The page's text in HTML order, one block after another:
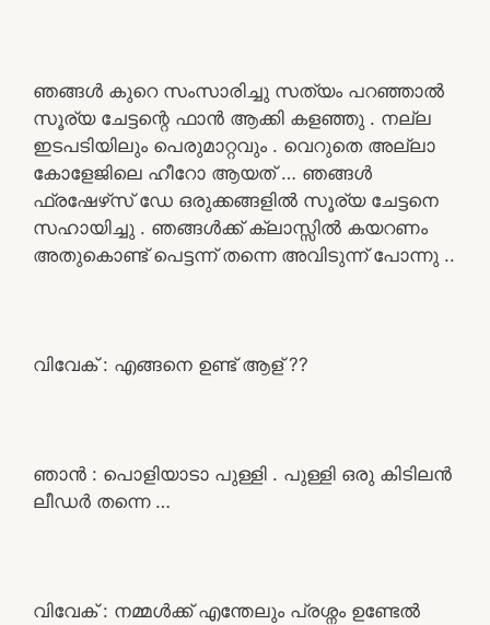
ഞങ്ങൾ കുറെ സംസാരിച്ചു സത്യം പറഞ്ഞാൽ
സൂര്യ ചേട്ടന്റെ ഫാൻ ആക്കി കളഞ്ഞു . നല്ല
ഇടപടിയിലും പെരുമാറ്റവും . വെറുതെ അല്ലാ
കോളേജിലെ ഹീറോ ആയത് … ഞങ്ങൾ
ഫ്രഷേഴ്‌സ് ഡേ ഒരുക്കങ്ങളിൽ സൂര്യ ചേട്ടനെ
സഹായിച്ചു . ഞങ്ങൾക്ക് ക്ലാസ്സിൽ കയറണം
അതുകൊണ്ട് പെട്ടന്ന് തന്നെ അവിടുന്ന് പോന്നു ..
വിവേക് : എങ്ങനെ ഉണ്ട് ആള് ??
ഞാൻ : പൊളിയാടാ പുള്ളി . പുള്ളി ഒരു കിടിലൻ
ലീഡർ തന്നെ …
വിവേക് : നമ്മൾക്ക് എന്തേലും പ്രശ്നം ഉണ്ടേൽ